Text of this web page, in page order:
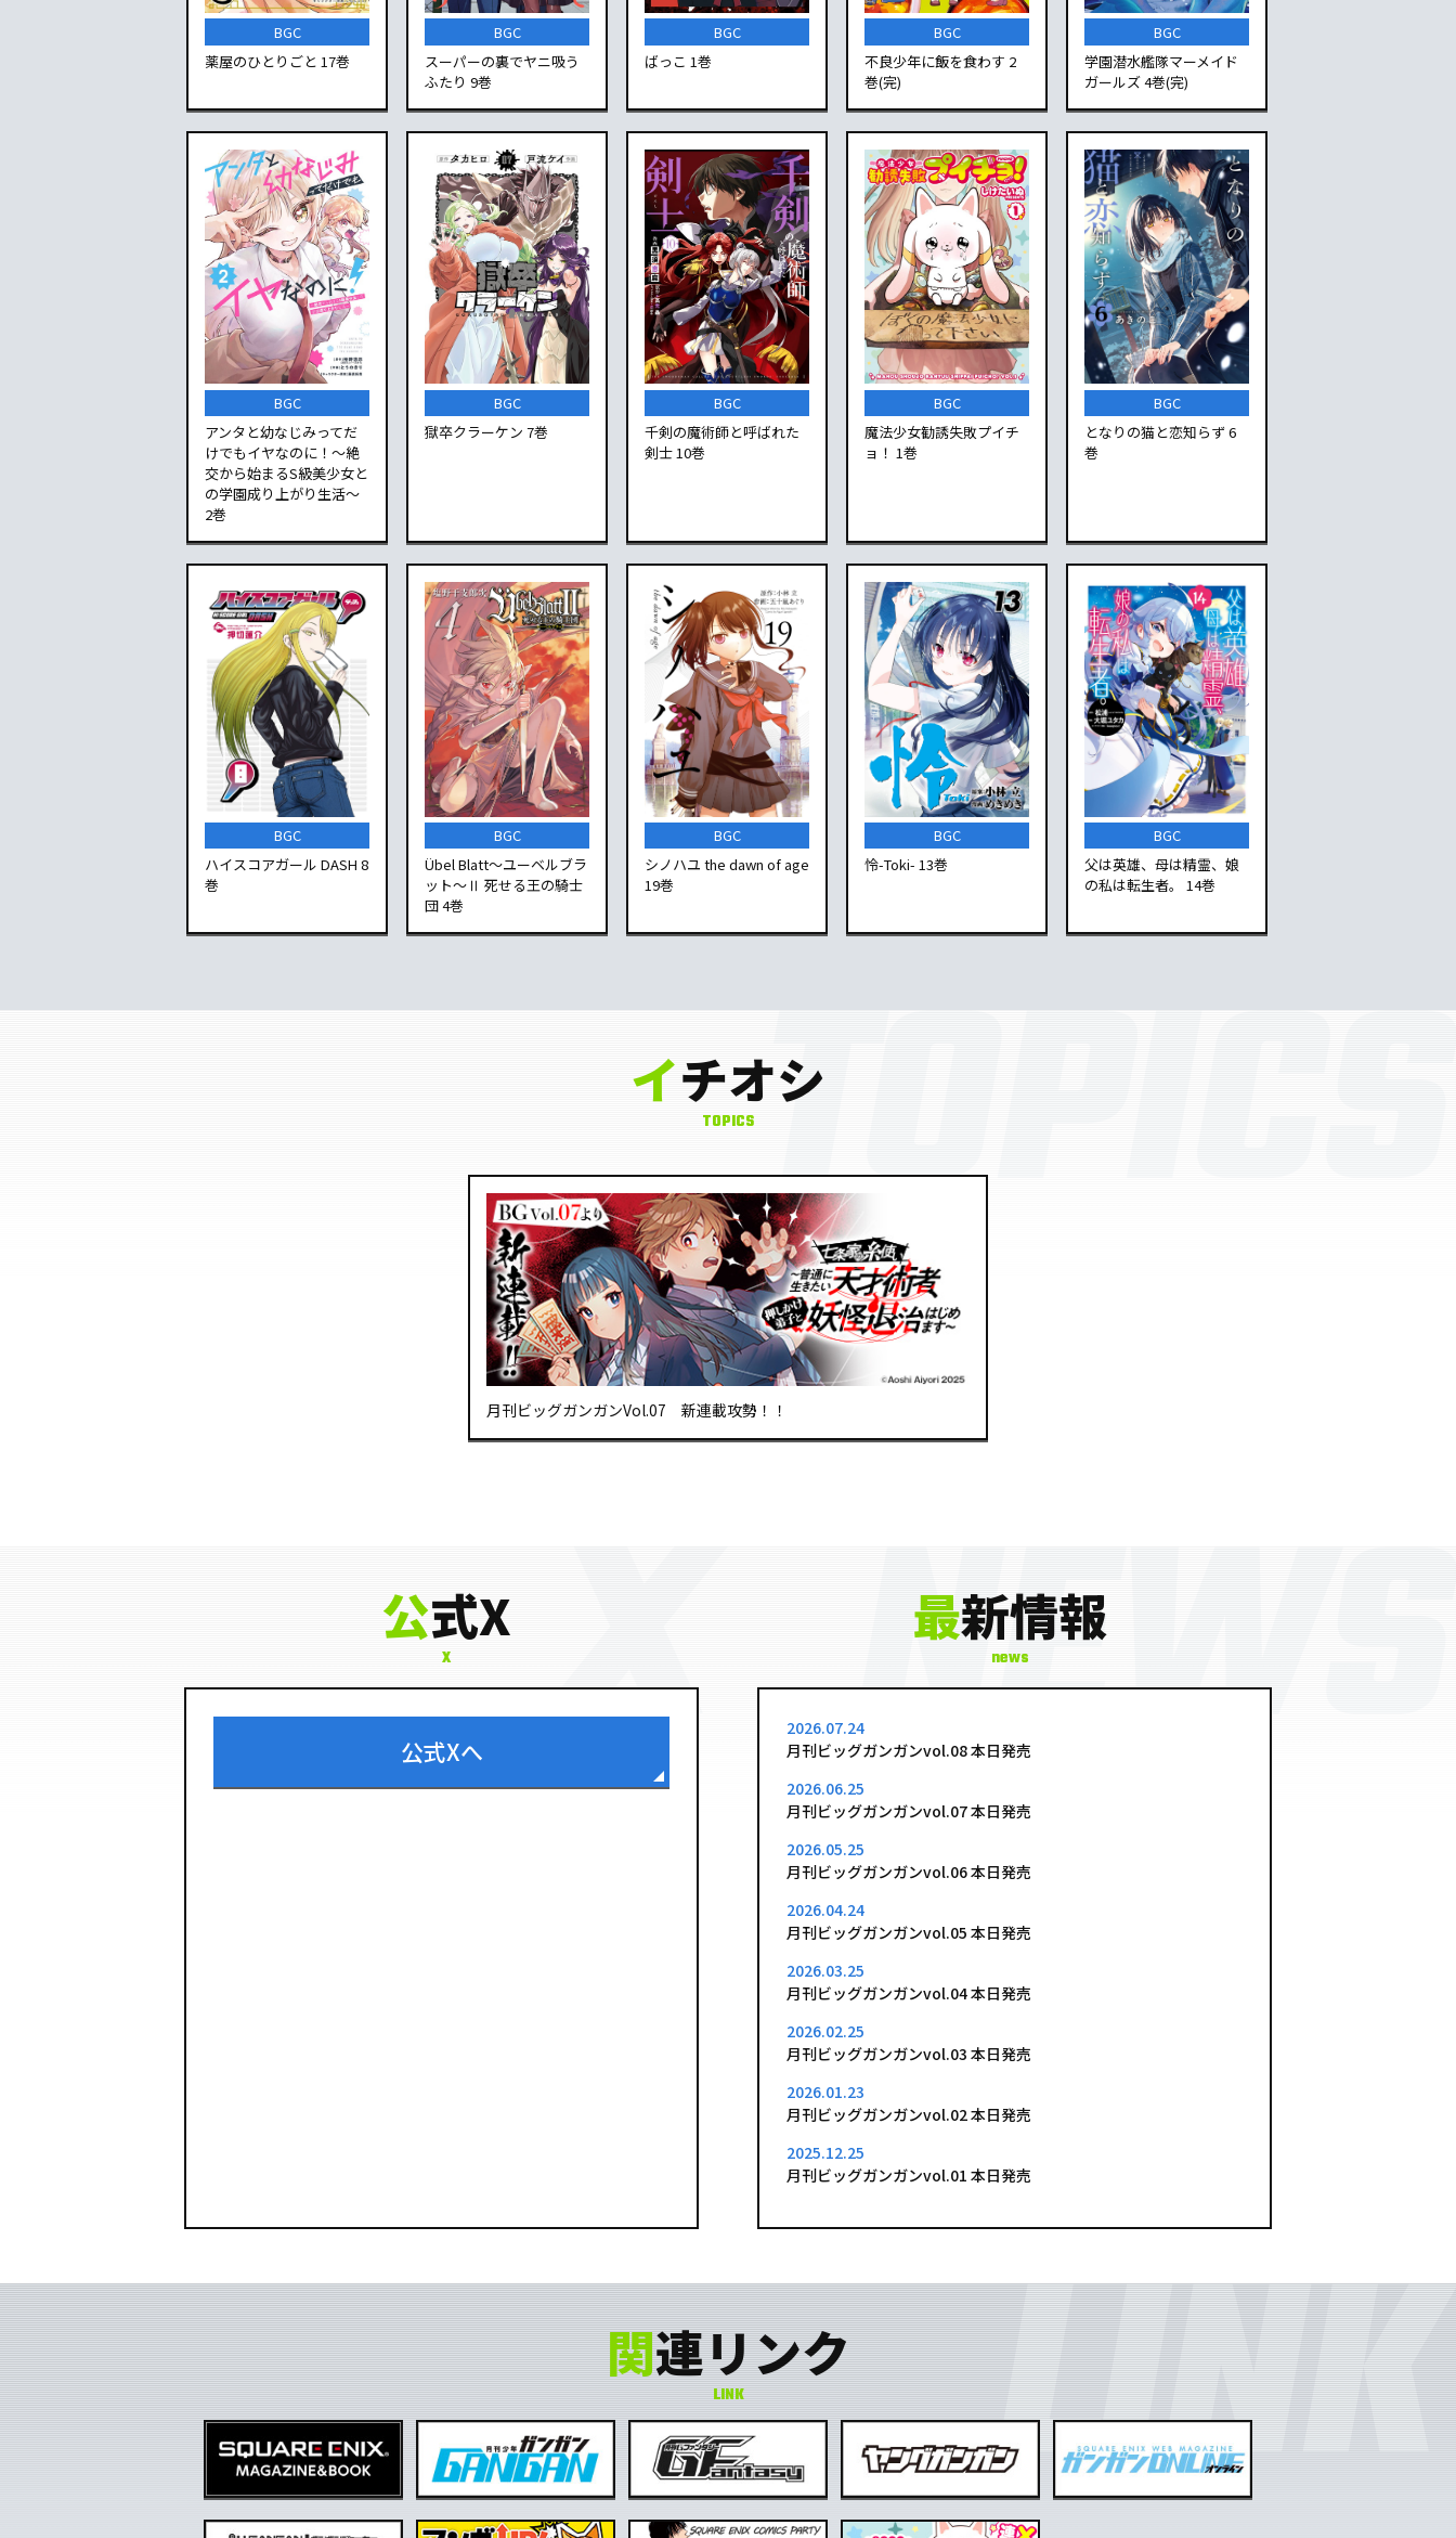
BGC
薬屋のひとりごと 17巻
BGC
スーパーの裏でヤニ吸う
ふたり 9巻
BGC
ばっこ 1巻
BGC
不良少年に飯を食わす 2
巻(完)
BGC
学園潜水艦隊マーメイド
ガールズ 4巻(完)
BGC
アンタと幼なじみってだ
けでもイヤなのに！～絶
交から始まるS級美少女と
の学園成り上がり生活～
2巻
BGC
獄卒クラーケン 7巻
BGC
千剣の魔術師と呼ばれた
剣士 10巻
BGC
魔法少女勧誘失敗プイチ
ョ！ 1巻
BGC
となりの猫と恋知らず 6
巻
BGC
ハイスコアガール DASH 8
巻
BGC
Übel Blatt～ユーベルブラ
ット～Ⅱ 死せる王の騎士
団 4巻
BGC
シノハユ the dawn of age
19巻
BGC
怜-Toki- 13巻
BGC
父は英雄、母は精霊、娘
の私は転生者。 14巻
イチオシ
TOPICS
月刊ビッグガンガンVol.07 新連載攻勢！！
公式X
X
公式Xへ
最新情報
news
2026.07.24
月刊ビッグガンガンvol.08 本日発売
2026.06.25
月刊ビッグガンガンvol.07 本日発売
2026.05.25
月刊ビッグガンガンvol.06 本日発売
2026.04.24
月刊ビッグガンガンvol.05 本日発売
2026.03.25
月刊ビッグガンガンvol.04 本日発売
2026.02.25
月刊ビッグガンガンvol.03 本日発売
2026.01.23
月刊ビッグガンガンvol.02 本日発売
2025.12.25
月刊ビッグガンガンvol.01 本日発売
月刊ビッグガンガンvol.12 本日発売
月刊ビッグガンガンvol.11 本日発売
2025.09.25
月刊ビッグガンガンvol.10 本日発売
月刊ビッグガンガンvol.09 本日発売
2025.07.25
月刊ビッグガンガンvol.08 本日発売
2025.06.25
関連リンク
LINK